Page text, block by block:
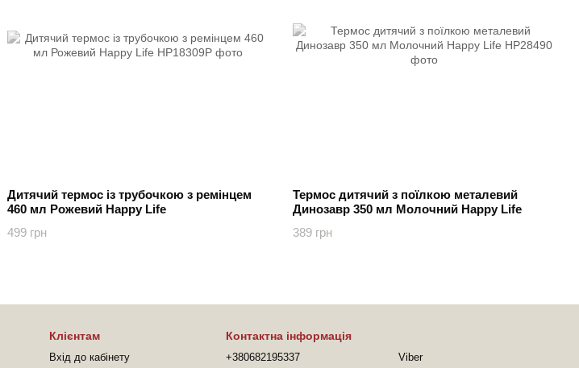
Дитячий термос із трубочкою з ремінцем
460 мл Рожевий Happy Life
499 грн
Термос дитячий з поїлкою металевий
Динозавр 350 мл Молочний Happy Life
389 грн
Клієнтам
Вхід до кабінету
Контактна інформація
+380682195337 Viber